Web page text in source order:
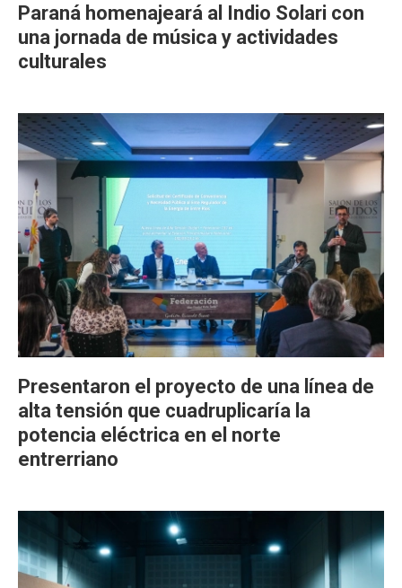
Paraná homenajeará al Indio Solari con
una jornada de música y actividades
culturales
Presentaron el proyecto de una línea de
alta tensión que cuadruplicaría la
potencia eléctrica en el norte
entrerriano